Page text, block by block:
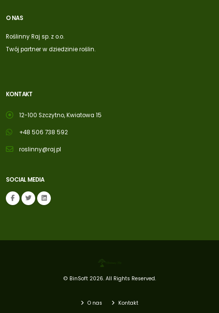
O NAS
Roślinny Raj sp. z o.o.
Twój partner w dziedzinie roślin.
KONTAKT
12-100 Szczytno, Kwiatowa 15
+48 506 738 592
roslinny@raj.pl
SOCIAL MEDIA
© BinSoft2026. All Rights Reserved.
O nas Kontakt